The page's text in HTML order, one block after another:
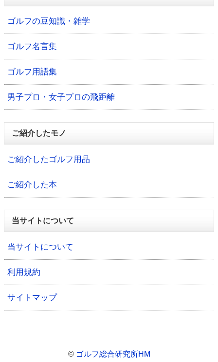
ゴルフの豆知識・雑学
ゴルフ名言集
ゴルフ用語集
男子プロ・女子プロの飛距離
ご紹介したモノ
ご紹介したゴルフ用品
ご紹介した本
当サイトについて
当サイトについて
利用規約
サイトマップ
© ゴルフ総合研究所HM